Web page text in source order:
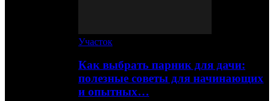
Участок
Как выбрать парник для дачи:
полезные советы для начинающих
и опытных…